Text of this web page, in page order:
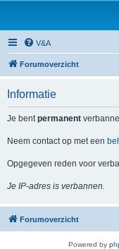
V&A
Forumoverzicht
Informatie
Je bentpermanent
Neem contact op met een
Opgegeven reden voor
Je IP-adres is verbannen.
Forumoverzicht
Powered by